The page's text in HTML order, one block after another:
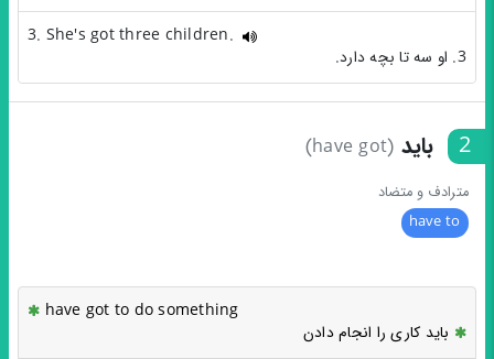
3. She's got three children.
3. او سه تا بچه دارد.
2 باید (have got)
مترادف و متضاد
have to
have got to do something
باید کاری را انجام دادن